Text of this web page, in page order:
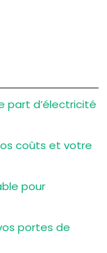
part d’électricité
coûts et votre
pour
portes de